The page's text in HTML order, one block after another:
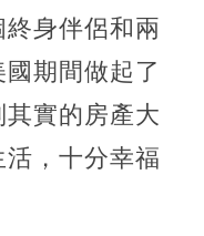
身伴侶和兩
期間做起了
實的房產大
，十分幸福